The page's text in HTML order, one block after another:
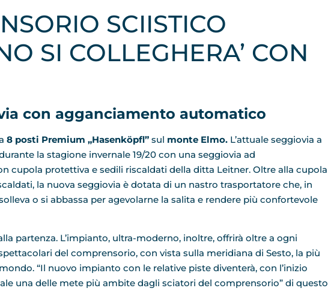
SCIISTICO
SI COLLEGHERA’ CON
con agganciamento automatico
8 posti Premium „Hasenköpfl” sul monte Elmo. L’attuale seggiovia a
la stagione invernale 19/20 con una seggiovia ad
cupola protettiva e sedili riscaldati della ditta Leitner. Oltre alla cupola
la nuova seggiovia è dotata di un nastro trasportatore che, in
o si abbassa per agevolarne la salita e rendere più confortevole
partenza. L’impianto, ultra-moderno, inoltre, offrirà oltre a ogni
del comprensorio, con vista sulla meridiana di Sesto, la più
“Il nuovo impianto con le relative piste diventerà, con l’inizio
una delle mete più ambite dagli sciatori del comprensorio” di questo